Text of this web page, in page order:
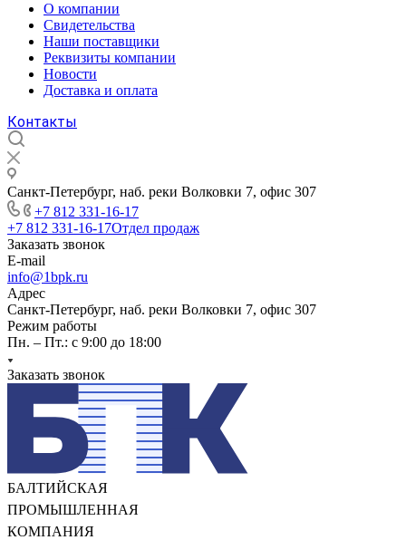
О компании
Свидетельства
Наши поставщики
Реквизиты компании
Новости
Доставка и оплата
Контакты
Санкт-Петербург, наб. реки Волковки 7, офис 307
+7 812 331-16-17
+7 812 331-16-17Отдел продаж
Заказать звонок
E-mail
info@1bpk.ru
Адрес
Санкт-Петербург, наб. реки Волковки 7, офис 307
Режим работы
Пн. – Пт.: с 9:00 до 18:00
Заказать звонок
БАЛТИЙСКАЯ
ПРОМЫШЛЕННАЯ
КОМПАНИЯ